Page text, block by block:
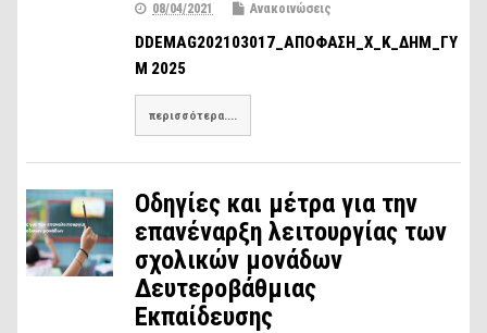
08/04/2021 Ανακοινώσεις
DDEMAG202103017_ΑΠΟΦΑΣΗ_Χ_Κ_ΔΗΜ_ΓΥ
Μ 2025
περισσότερα....
Οδηγίες και μέτρα για την
επανέναρξη λειτουργίας των
σχολικών μονάδων
Δευτεροβάθμιας
Εκπαίδευσης